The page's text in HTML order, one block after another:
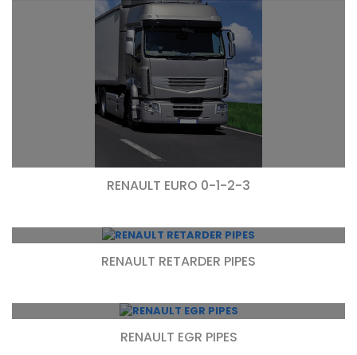
RENAULT EURO 0-1-2-3
RENAULT RETARDER PIPES
RENAULT EGR PIPES